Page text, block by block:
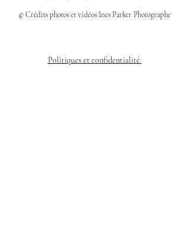
© Crédits photos et vidéos Ines Parker Photographe
Politiques et confidentialité